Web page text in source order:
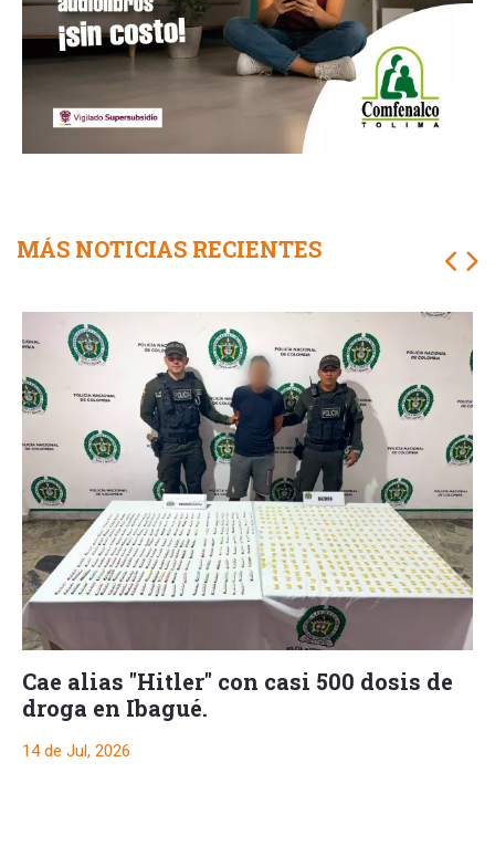
MÁS NOTICIAS RECIENTES
Cae alias "Hitler" con casi 500 dosis de
droga en Ibagué.
14 de Jul, 2026